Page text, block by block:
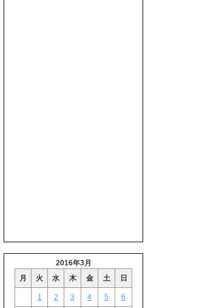
2016年3月
月
火 水 木 金 土 日
1 2 3 4 5 6